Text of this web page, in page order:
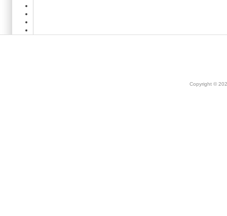
Copyright ©